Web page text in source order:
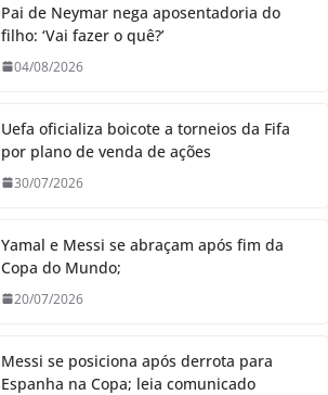
Pai de Neymar nega aposentadoria do
filho: ‘Vai fazer o quê?’
04/08/2026
Uefa oficializa boicote a torneios da Fifa
por plano de venda de ações
30/07/2026
Yamal e Messi se abraçam após fim da
Copa do Mundo;
20/07/2026
Messi se posiciona após derrota para
Espanha na Copa; leia comunicado